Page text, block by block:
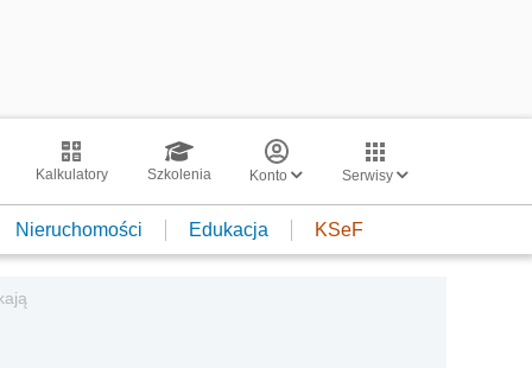
Kalkulatory Szkolenia Konto Serwisy
Nieruchomości Edukacja KSeF